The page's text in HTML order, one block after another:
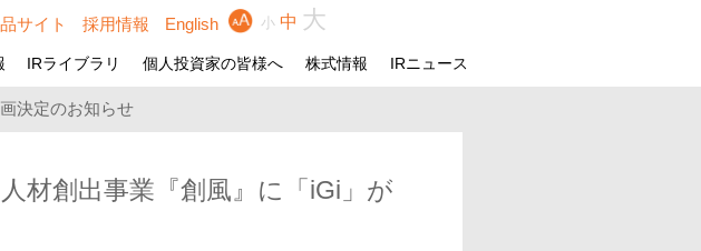
サイト 採用情報 English 小 中 大
IRライブラリ 個人投資家の皆様へ 株式情報 IRニュース
決定のお知らせ
材創出事業『創風』に「iGi」が